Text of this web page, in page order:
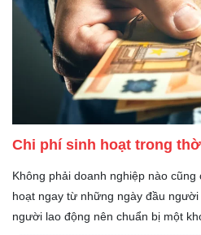
Chi phí sinh hoạt trong
Không phải doanh nghiệp nào
hoạt ngay từ những ngày đầu người
người lao động nên chuẩn bị một